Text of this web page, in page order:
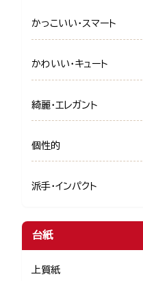
かっこいい・スマート
かわいい・キュート
綺麗・エレガント
個性的
派手・インパクト
台紙
上質紙